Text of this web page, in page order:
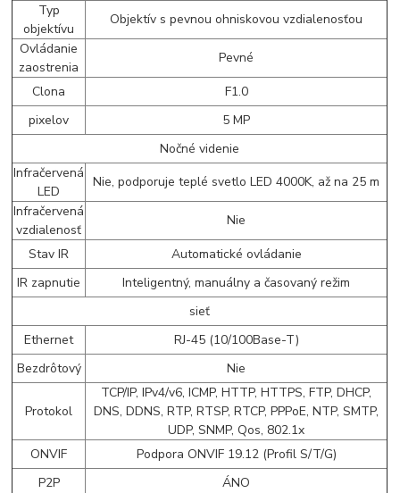
Typ
objektívu
Objektív s pevnou ohniskovou vzdialenosťou
Ovládanie
zaostrenia
Pevné
Clona
F1.0
pixelov
5 MP
Nočné videnie
Infračervená
LED
Nie, podporuje teplé svetlo LED 4000K, až na 25 m
Infračervená
vzdialenosť
Nie
Stav IR
Automatické ovládanie
IR zapnutie
Inteligentný, manuálny a časovaný režim
sieť
Ethernet
RJ-45 (10/100Base-T)
Bezdrôtový
Nie
Protokol
TCP/IP, IPv4/v6, ICMP, HTTP, HTTPS, FTP, DHCP,
DNS, DDNS, RTP, RTSP, RTCP, PPPoE, NTP, SMTP,
UDP, SNMP, Qos, 802.1x
ONVIF
Podpora ONVIF 19.12 (Profil S/T/G)
P2P
ÁNO